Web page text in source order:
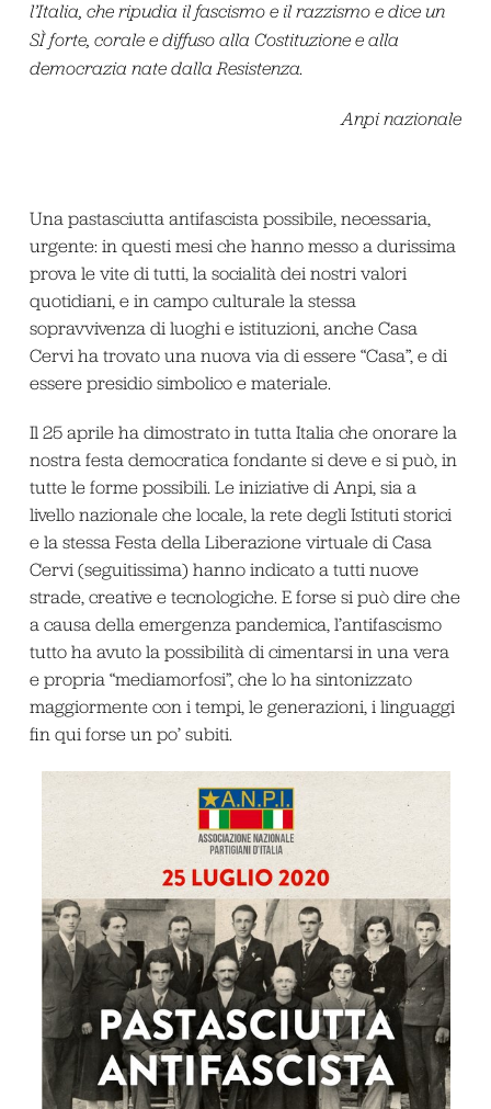
l’Italia, che ripudia il fascismo e il razzismo e dice un
SÌ forte, corale e diffuso alla Costituzione e alla
democrazia nate dalla Resistenza.
Anpi nazionale
Una pastasciutta antifascista possibile, necessaria,
urgente: in questi mesi che hanno messo a durissima
prova le vite di tutti, la socialità dei nostri valori
quotidiani, e in campo culturale la stessa
sopravvivenza di luoghi e istituzioni, anche Casa
Cervi ha trovato una nuova via di essere “Casa”, e di
essere presidio simbolico e materiale.
Il 25 aprile ha dimostrato in tutta Italia che onorare la
nostra festa democratica fondante si deve e si può, in
tutte le forme possibili. Le iniziative di Anpi, sia a
livello nazionale che locale, la rete degli Istituti storici
e la stessa Festa della Liberazione virtuale di Casa
Cervi (seguitissima) hanno indicato a tutti nuove
strade, creative e tecnologiche. E forse si può dire che
a causa della emergenza pandemica, l’antifascismo
tutto ha avuto la possibilità di cimentarsi in una vera
e propria “mediamorfosi”, che lo ha sintonizzato
maggiormente con i tempi, le generazioni, i linguaggi
fin qui forse un po’ subiti.